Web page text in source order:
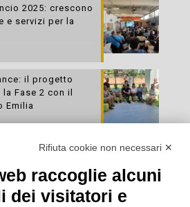
2025: crescono
e servizi per la
il progetto
la Fase 2 con il
Emilia
preventivi
salute
Rifiuta cookie non necessari ✕
raccoglie alcuni
dei visitatori e